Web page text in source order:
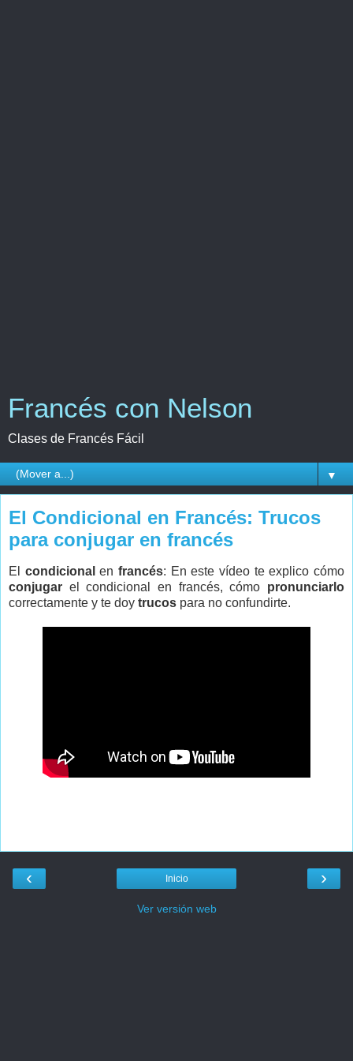
Francés con Nelson
Clases de Francés Fácil
▼
El Condicional en Francés: Trucos
para conjugar en francés
El condicionalenfrancés: En este vídeo te explico cómo
conjugar el condicional en francés, cómo pronunciarlo
correctamente y te doy trucos para no confundirte.
‹ ›
Inicio
Ver versión web